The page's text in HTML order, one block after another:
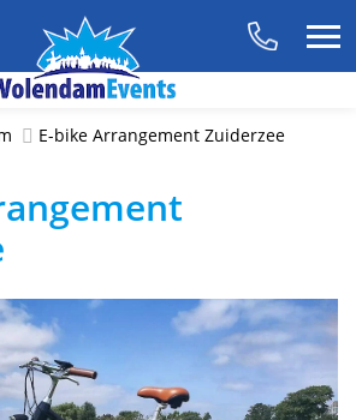
E-bike Arrangement Zuiderzee